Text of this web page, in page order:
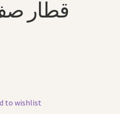
قطار
to wishlist